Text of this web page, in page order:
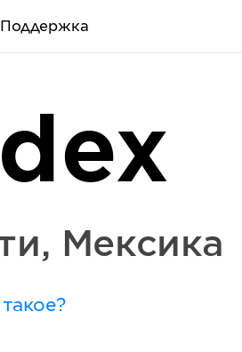
Поддержка
, Мексика